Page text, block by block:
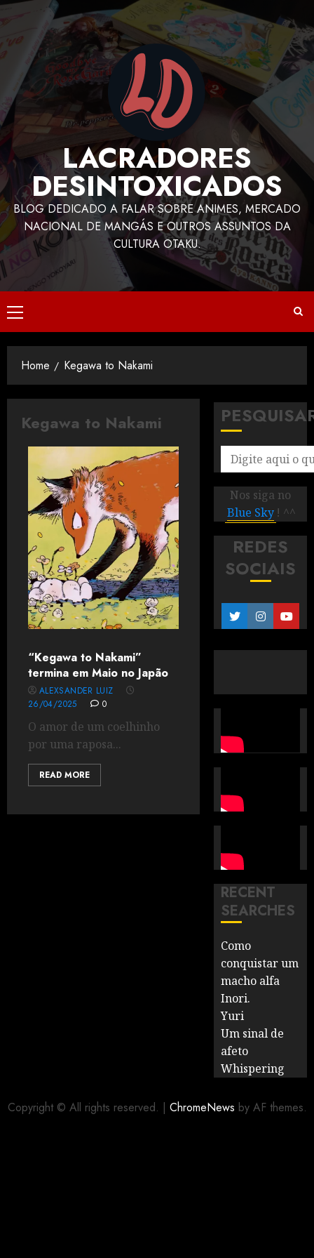
LACRADORES
DESINTOXICADOS
BLOG DEDICADO A FALAR SOBRE ANIMES, MERCADO
NACIONAL DE MANGÁS E OUTROS ASSUNTOS DA
CULTURA OTAKU.
Home Kegawa to Nakami
Kegawa to Nakami
“Kegawa to Nakami”
termina em Maio no Japão
ALEXSANDER LUIZ
26/04/2025
0
O amor de um coelhinho
por uma raposa...
READ MORE
Nos siga no
Blue Sky ! ^^
REDES
SOCIAIS
RECENT
SEARCHES
Como
conquistar um
macho alfa
Inori.
Yuri
Um sinal de
afeto
Whispering
Copyright © All rights reserved. | ChromeNews by AF themes.